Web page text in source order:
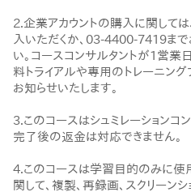
2.企業アカウントの購入に関して
入いただくか、03-4400-7419ま
い。コースコンサルタントが1営業
料トライアルや専用のトレーニン
お知らせいたします。
3.このコースはシュミレーションコ
完了後の返金は対応できません。
4.このコースは学習目的のみに使
関して、複製、再録画、スクリーン